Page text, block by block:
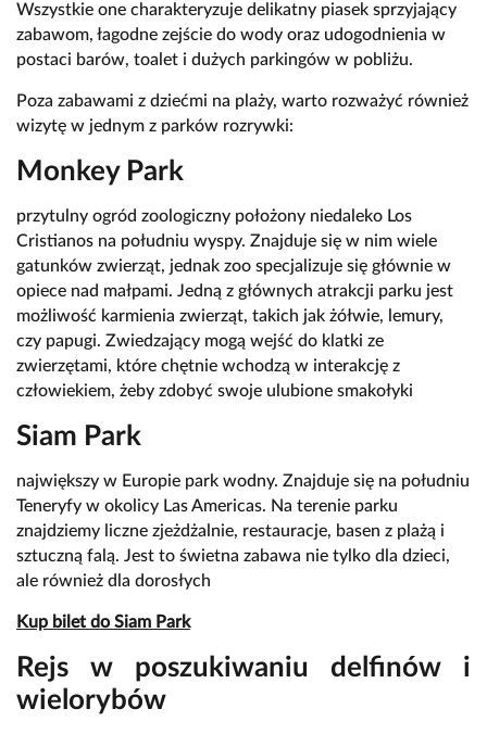
Wszystkie one charakteryzuje delikatny piasek sprzyjający
zabawom, łagodne zejście do wody oraz udogodnienia w
postaci barów, toalet i dużych parkingów w pobliżu.
Poza zabawami z dziećmi na plaży, warto rozważyć również
wizytę w jednym z parków rozrywki:
Monkey Park
przytulny ogród zoologiczny położony niedaleko Los
Cristianos na południu wyspy. Znajduje się w nim wiele
gatunków zwierząt, jednak zoo specjalizuje się głównie w
opiece nad małpami. Jedną z głównych atrakcji parku jest
możliwość karmienia zwierząt, takich jak żółwie, lemury,
czy papugi. Zwiedzający mogą wejść do klatki ze
zwierzętami, które chętnie wchodzą w interakcję z
człowiekiem, żeby zdobyć swoje ulubione smakołyki
Siam Park
największy w Europie park wodny. Znajduje się na południu
Teneryfy w okolicy Las Americas. Na terenie parku
znajdziemy liczne zjeżdżalnie, restauracje, basen z plażą i
sztuczną falą. Jest to świetna zabawa nie tylko dla dzieci,
ale również dla dorosłych
Kup bilet do Siam Park
Rejs w poszukiwaniu delfinów i
wielorybów